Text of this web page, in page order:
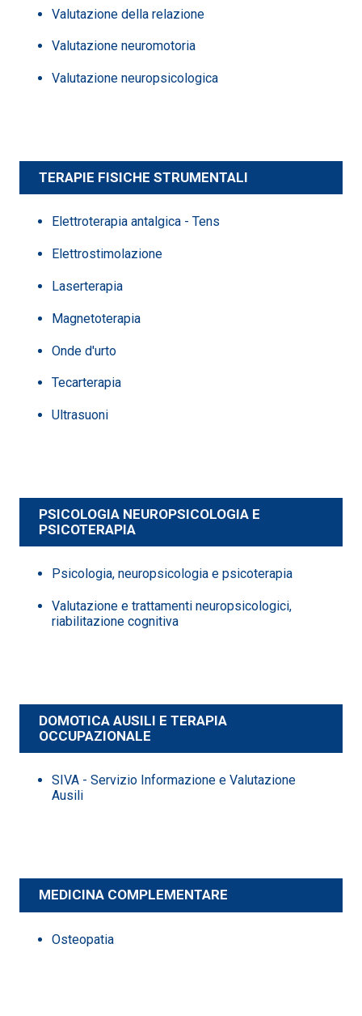
Valutazione della relazione
Valutazione neuromotoria
Valutazione neuropsicologica
TERAPIE FISICHE STRUMENTALI
Elettroterapia antalgica - Tens
Elettrostimolazione
Laserterapia
Magnetoterapia
Onde d'urto
Tecarterapia
Ultrasuoni
PSICOLOGIA NEUROPSICOLOGIA E
PSICOTERAPIA
Psicologia, neuropsicologia e psicoterapia
Valutazione e trattamenti neuropsicologici,
riabilitazione cognitiva
DOMOTICA AUSILI E TERAPIA
OCCUPAZIONALE
SIVA - Servizio Informazione e Valutazione
Ausili
MEDICINA COMPLEMENTARE
Osteopatia